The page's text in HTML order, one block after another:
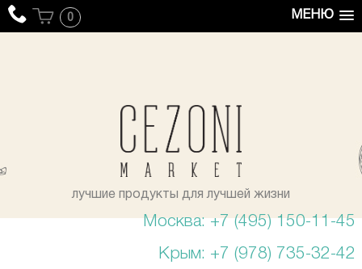
МЕНЮ
0
лучшие продукты для лучшей жизни
Москва: +7 (495) 150-11-45
Крым: +7 (978) 735-32-42